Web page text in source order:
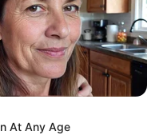
quebra novo recorde de
que emocionou o público.
sul-coreano aborda
At Any Age